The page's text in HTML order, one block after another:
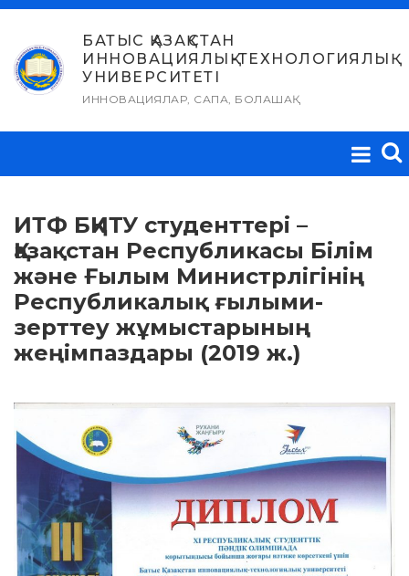
Skip
content
БАТЫС ҚАЗАҚСТАН
ИННОВАЦИЯЛЫҚ-ТЕХНОЛОГИЯЛЫҚ
УНИВЕРСИТЕТІ
ИННОВАЦИЯЛАР, САПА, БОЛАШАҚ
ИТФ БҚИТУ студенттері –
Қазақстан Республикасы Білім
және Ғылым Министрлігінің
Республикалық ғылыми-
зерттеу жұмыстарының
жеңімпаздары (2019 ж.)